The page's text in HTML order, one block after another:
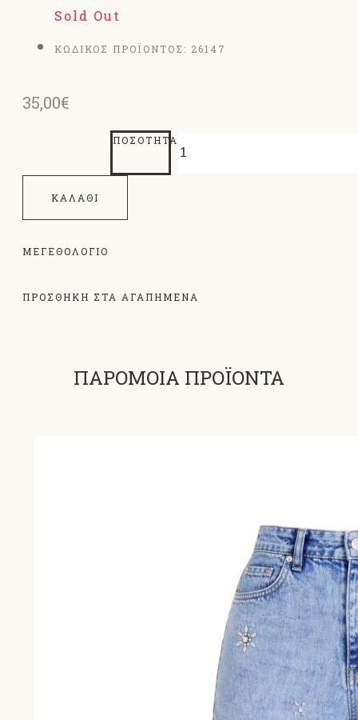
Sold Out
ΚΩΔΙΚΟΣ ΠΡΟΪΟΝΤΟΣ: 26147
35,00€
ΠΟΣΌΤΗΤΑ
ΚΑΛΆΘΙ
ΜΕΓΕΘΟΛΌΓΙΟ
ΠΡΟΣΘΗΚΗ ΣΤΑ ΑΓΑΠΗΜΕΝΑ
ΠΑΡΟΜΟΙΑ ΠΡΟΪΟΝΤΑ